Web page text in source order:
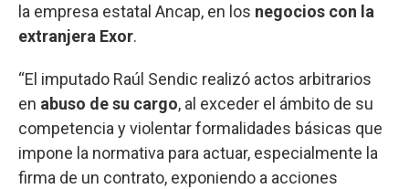
la empresa estatal Ancap, en los negocios con la
extranjera Exor.
“El imputado Raúl Sendic realizó actos arbitrarios
en abuso de su cargo, al exceder el ámbito de su
competencia y violentar formalidades básicas que
impone la normativa para actuar, especialmente la
firma de un contrato, exponiendo a acciones